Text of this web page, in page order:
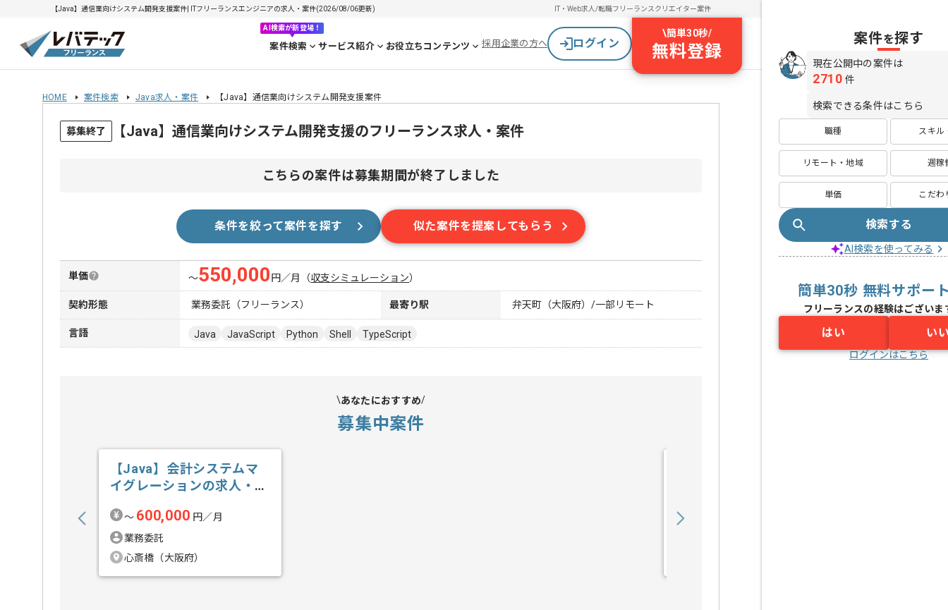
【Java】通信業向けシステム開発支援案件| ITフリーランスエンジニアの求人・案件(2026/08/06更新) IT・Web求人/転職フリーランスクリエイター案件
AI検索が新登場！
案件検索 サービス紹介 お役立ちコンテンツ 採用企業の方へ ログイン
\簡単30秒/
無料登録
HOME 案件検索 Java求人・案件 【Java】通信業向けシステム開発支援案件
募集終了 【Java】通信業向けシステム開発支援のフリーランス求人・案件
こちらの案件は募集期間が終了しました
条件を絞って案件を探す 似た案件を提案してもらう
単価 〜550,000 円／月 （収支シミュレーション）
契約形態 業務委託（フリーランス） 最寄り駅 弁天町（大阪府）/一部リモート
言語 Java JavaScript Python Shell TypeScript
あなたにおすすめ
募集中案件
【Java】会計システムマ
イグレーションの求人・案
〜 600,000 円／月
業務委託
心斎橋（大阪府）
案件を探す
現在公開中の案件は
2710 件
検索できる条件はこちら
職種 スキル
リモート・地域 週稼
単価 こだわ
検索する
AI検索を使ってみる
簡単30秒 無料サポー
フリーランスの経験はございま
はい い
ログインはこちら